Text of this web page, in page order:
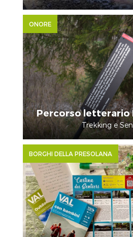
ONORE
Percorso letterario
Trekking e
BORGHI DELLA PRESOLANA